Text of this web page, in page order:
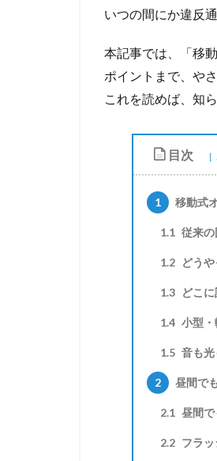
いつの間にか違反
本記事では、「移
ポイントまで、や
これを読めば、知
目次
1 移動式
1.1 従来
1.2 どう
1.3 どこ
1.4 小型
1.5 音も
2 昼間で
2.1 昼間で
2.2 フラ